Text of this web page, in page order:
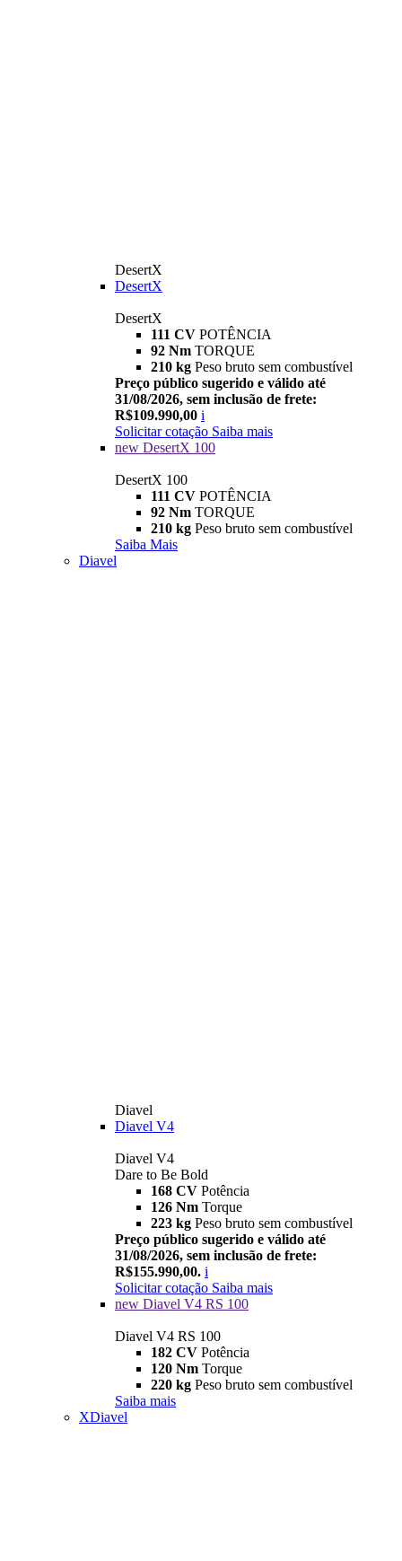
DesertX
DesertX
DesertX
111 CV POTÊNCIA
92 Nm TORQUE
210 kg Peso bruto sem combustível
Preço público sugerido e válido até
31/08/2026, sem inclusão de frete:
R$109.990,00 i
Solicitar cotação Saiba mais
new DesertX 100
DesertX 100
111 CV POTÊNCIA
92 Nm TORQUE
210 kg Peso bruto sem combustível
Saiba Mais
Diavel
Diavel
Diavel V4
Diavel V4
Dare to Be Bold
168 CV Potência
126 Nm Torque
223 kg Peso bruto sem combustível
Preço público sugerido e válido até
31/08/2026, sem inclusão de frete:
R$155.990,00. i
Solicitar cotação Saiba mais
new Diavel V4 RS 100
Diavel V4 RS 100
182 CV Potência
120 Nm Torque
220 kg Peso bruto sem combustível
Saiba mais
XDiavel